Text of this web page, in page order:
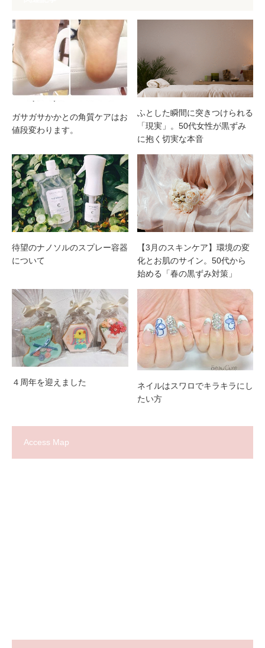
ガサガサかかとの角質ケアはお
値段変わります。
ふとした瞬間に突きつけられる
「現実」。50代女性が黒ずみ
に抱く切実な本音
待望のナノソルのスプレー容器
について
【3月のスキンケア】環境の変
化とお肌のサイン。50代から
始める「春の黒ずみ対策」
４周年を迎えました
ネイルはスワロでキラキラにし
たい方
Access Map